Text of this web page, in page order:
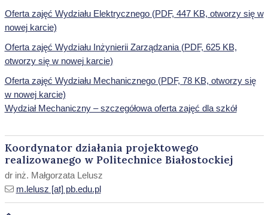
Oferta zajęć Wydziału Elektrycznego (PDF, 447 KB, otworzy się w
nowej karcie)
Oferta zajęć Wydziału Inżynierii Zarządzania (PDF, 625 KB,
otworzy się w nowej karcie)
Oferta zajęć Wydziału Mechanicznego (PDF, 78 KB, otworzy się
w nowej karcie)
Wydział Mechaniczny – szczegółowa oferta zajęć dla szkół
Koordynator działania projektowego
realizowanego w Politechnice Białostockiej
dr inż. Małgorzata Lelusz
m.lelusz [at] pb.edu.pl